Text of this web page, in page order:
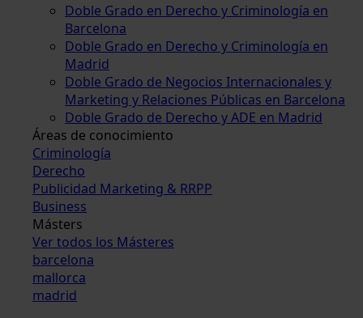
Doble Grado en Derecho y Criminología en
Barcelona
Doble Grado en Derecho y Criminología en
Madrid
Doble Grado de Negocios Internacionales y
Marketing y Relaciones Públicas en Barcelona
Doble Grado de Derecho y ADE en Madrid
Áreas de conocimiento
Criminología
Derecho
Publicidad Marketing & RRPP
Business
Másters
Ver todos los Másteres
barcelona
mallorca
madrid